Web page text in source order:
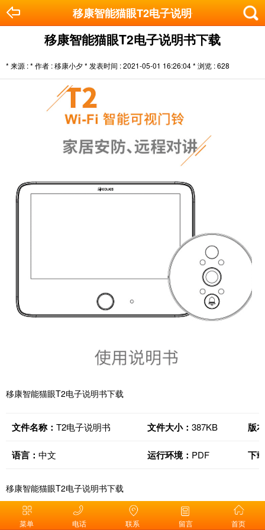
移康智能猫眼T2电子说明书下载
移康智能猫眼T2电子说明书下载
* 来源 : * 作者 : 移康小夕 * 发表时间 : 2021-05-01 16:26:04 * 浏览 :628
移康智能猫眼T2电子说明书下载
文件名称： T2电子说明书 文件大小： 387KB 版
语言： 中文 运行环境： PDF 下
移康智能猫眼T2电子说明书下载
上一条 下一条
菜单 电话 联系 留言 首页